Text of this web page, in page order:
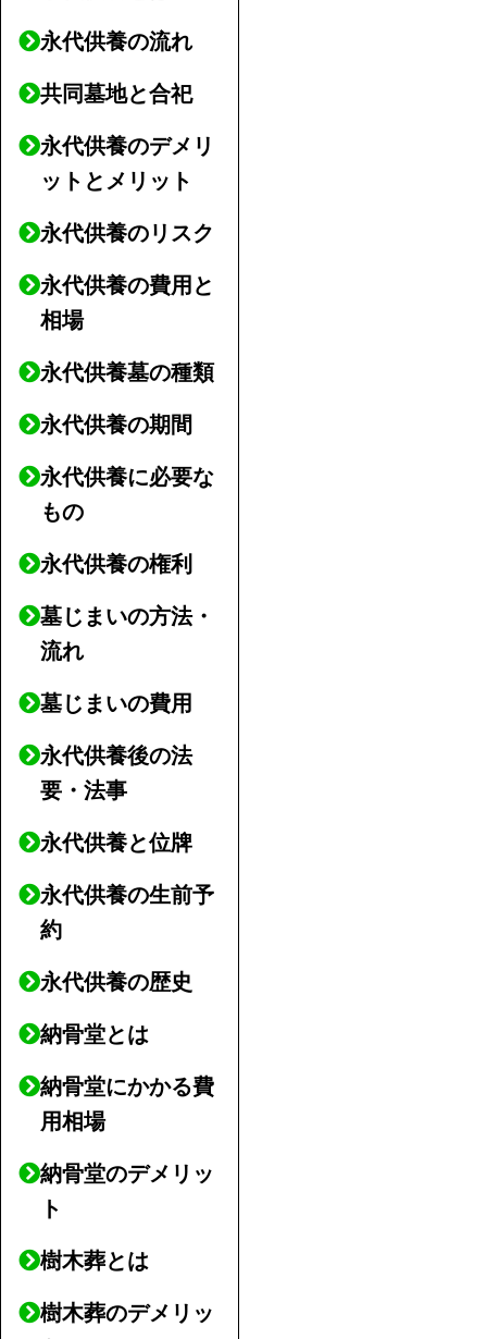
永代供養の流れ
共同墓地と合祀
永代供養のデメリ
ットとメリット
永代供養のリスク
永代供養の費用と
相場
永代供養墓の種類
永代供養の期間
永代供養に必要な
もの
永代供養の権利
墓じまいの方法・
流れ
墓じまいの費用
永代供養後の法
要・法事
永代供養と位牌
永代供養の生前予
約
永代供養の歴史
納骨堂とは
納骨堂にかかる費
用相場
納骨堂のデメリッ
ト
樹木葬とは
樹木葬のデメリッ